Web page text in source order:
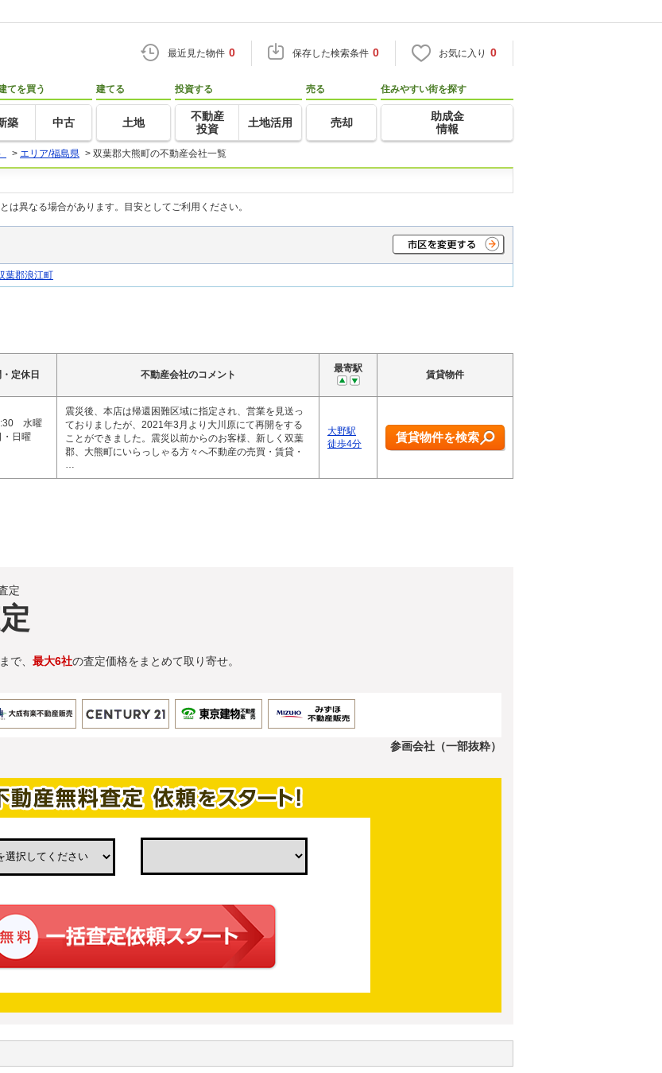
最近見た物件 0 保存した検索条件 0 お気に入り 0
てを買う
築 中古
建てる
土地
投資する
不動産
投資
土地活用
売る
売却
住みやすい街を探す
助成金
情報
> エリア/福島県 > 双葉郡大熊町の不動産会社一覧
異なる場合があります。目安としてご利用ください。
葉郡浪江町
定休日 不動産会社のコメント
最寄駅
賃貸物件
水曜
・日曜
震災後、本店は帰還困難区域に指定され、営業を見送っ
ておりましたが、2021年3月より大川原にて再開をする
ことができました。震災以前からのお客様、新しく双葉
郡、大熊町にいらっしゃる方々へ不動産の売買・賃貸・
…
大野駅
徒歩4分
賃貸物件を検索
定
で、 最大6社の査定価格をまとめて取り寄せ。
参画会社（一部抜粋）